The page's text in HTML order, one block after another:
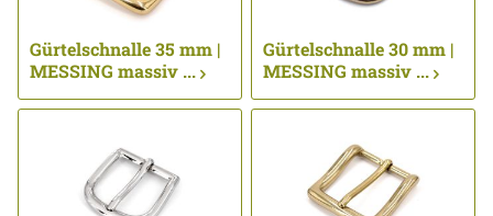
Gürtelschnalle 35 mm |
MESSING massiv ...
Gürtelschnalle 30 mm |
MESSING massiv ...